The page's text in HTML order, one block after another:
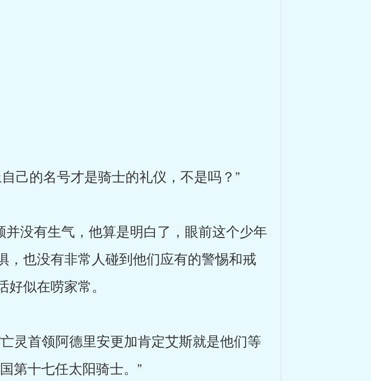
己的名号才是骑士的礼仪，不是吗？”
没有生气，他算是明白了，眼前这个少年
，也没有非常人碰到他们应有的警惕和戒
似在唠家常。
灵首领阿德里安更加肯定艾斯就是他们等
第十七任太阳骑士。”